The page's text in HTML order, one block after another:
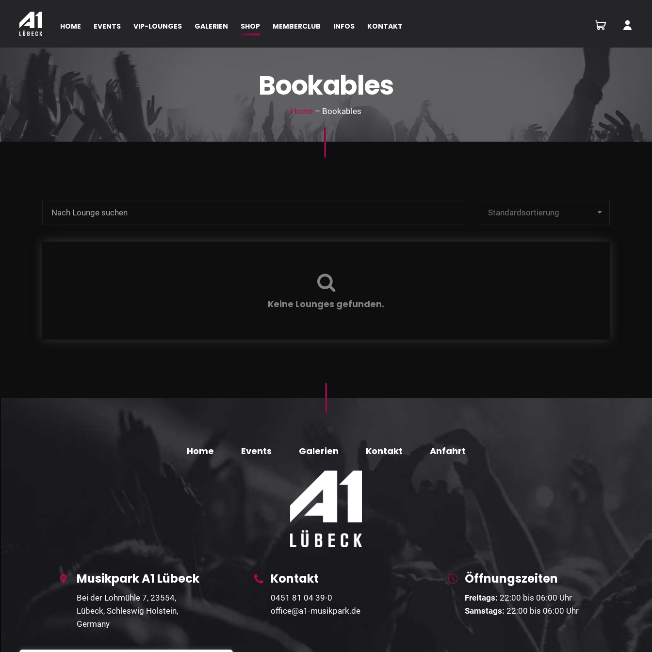
HOME EVENTS VIP-LOUNGES GALERIEN SHOP MEMBERCLUB INFOS KONTAKT
Bookables
Home– Bookables
Keine Lounges gefunden.
Home Events Galerien Kontakt Anfahrt
Musikpark A1 Lübeck
Bei der Lohmühle 7, 23554,
Lübeck, Schleswig Holstein,
Germany
Kontakt
0451 81 04 39-0
office@a1-musikpark.de
Öffnungszeiten
Freitags: 22:00 bis 06:00 Uhr
Samstags: 22:00 bis 06:00 Uhr